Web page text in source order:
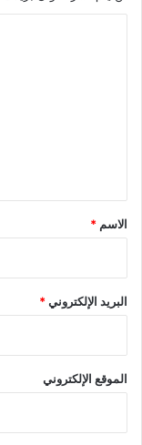
*
الاسم *
البريد الإلكتروني*
الموقع الإلكتروني